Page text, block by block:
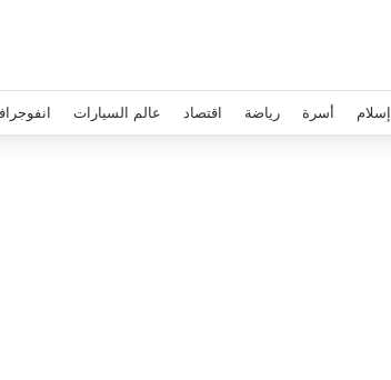
إسلام أسرة رياضة اقتصاد عالم السيارات